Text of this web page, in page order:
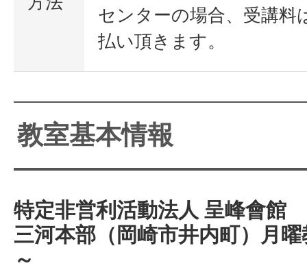
センターの場合、受講料
払い頂きます。
教室基本情報
特定非営利活動法人 呈峰會館
三河本部（岡崎市井内町）月
～